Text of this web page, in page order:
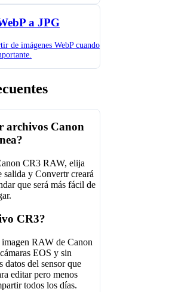
a JPG
de imágenes WebP cuando
archivos Canon
CR3 RAW, elija
salida y Convertr creará
que será más fácil de
CR3?
RAW de Canon
EOS y sin
datos del sensor que
editar pero menos
todos los días.